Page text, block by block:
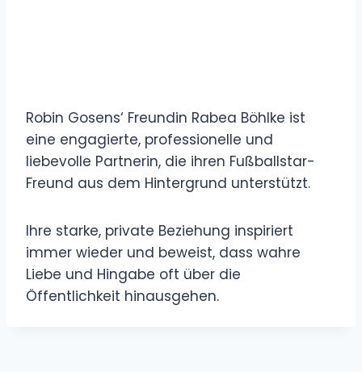
Robin Gosens‘ Freundin Rabea Böhlke ist
eine engagierte, professionelle und
liebevolle Partnerin, die ihren Fußballstar-
Freund aus dem Hintergrund unterstützt.
Ihre starke, private Beziehung inspiriert
immer wieder und beweist, dass wahre
Liebe und Hingabe oft über die
Öffentlichkeit hinausgehen.